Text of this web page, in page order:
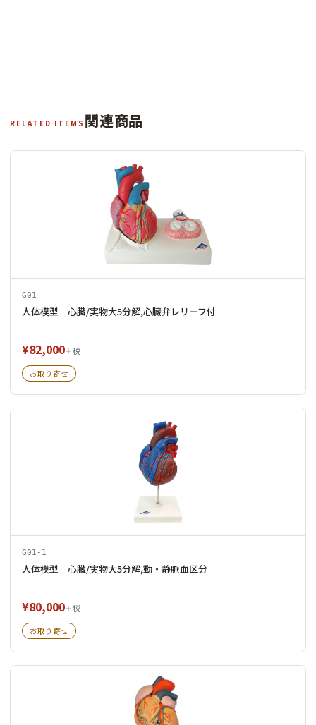
RELATED ITEMS 関連商品
G01
人体模型 心臓/実物大5分解,心臓弁レリーフ付
¥82,000＋税
お取り寄せ
G01-1
人体模型 心臓/実物大5分解,動・静脈血区分
¥80,000＋税
お取り寄せ